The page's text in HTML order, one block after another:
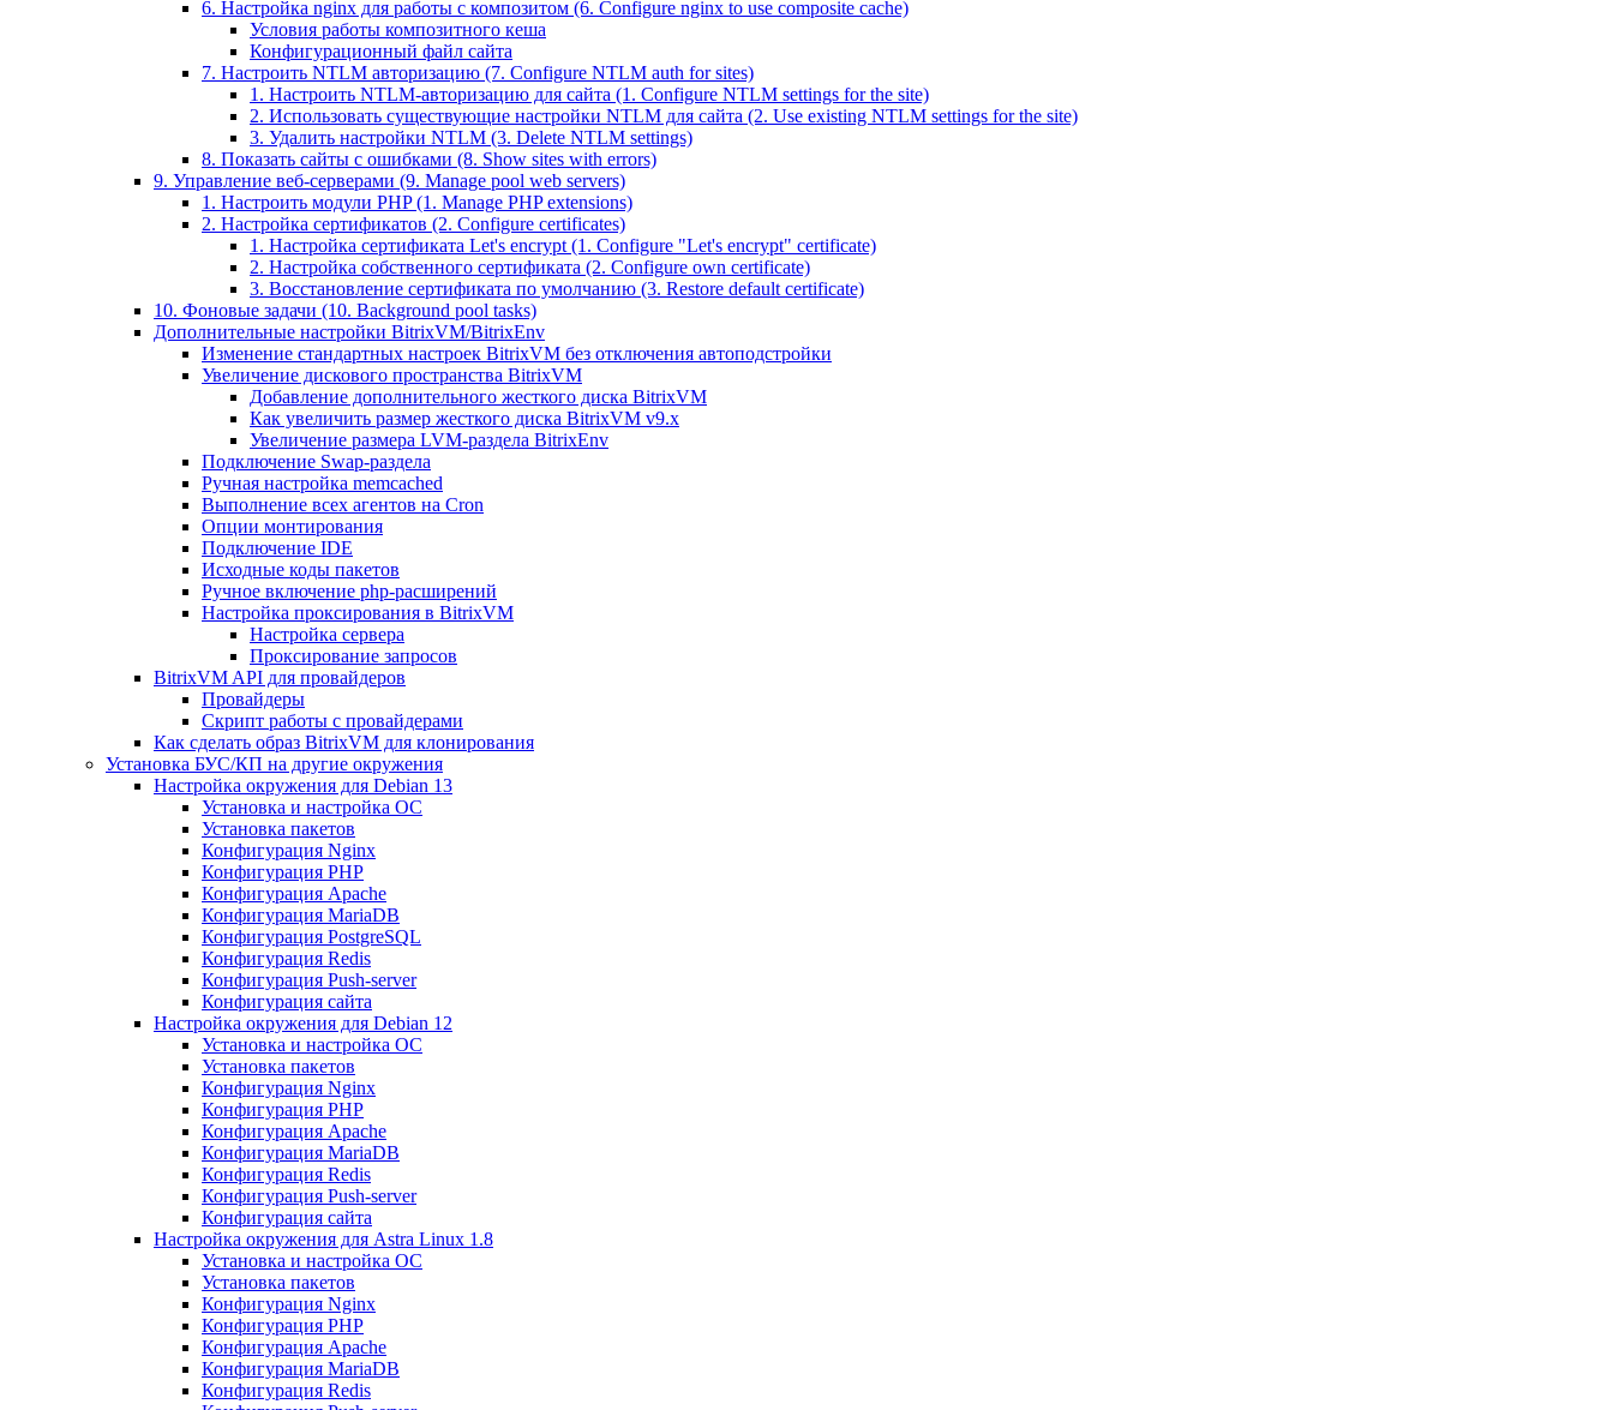
6. Настройка nginx для работы с композитом (6. Configure nginx to use composite cache)
Условия работы композитного кеша
Конфигурационный файл сайта
7. Настроить NTLM авторизацию (7. Configure NTLM auth for sites)
1. Настроить NTLM-авторизацию для сайта (1. Configure NTLM settings for the site)
2. Использовать существующие настройки NTLM для сайта (2. Use existing NTLM settings for the site)
3. Удалить настройки NTLM (3. Delete NTLM settings)
8. Показать сайты с ошибками (8. Show sites with errors)
9. Управление веб-серверами (9. Manage pool web servers)
1. Настроить модули PHP (1. Manage PHP extensions)
2. Настройка сертификатов (2. Configure certificates)
1. Настройка сертификата Let's encrypt (1. Configure "Let's encrypt" certificate)
2. Настройка собственного сертификата (2. Configure own certificate)
3. Восстановление сертификата по умолчанию (3. Restore default certificate)
10. Фоновые задачи (10. Background pool tasks)
Дополнительные настройки BitrixVM/BitrixEnv
Изменение стандартных настроек BitrixVM без отключения автоподстройки
Увеличение дискового пространства BitrixVM
Добавление дополнительного жесткого диска BitrixVM
Как увеличить размер жесткого диска BitrixVM v9.x
Увеличение размера LVM-раздела BitrixEnv
Подключение Swap-раздела
Ручная настройка memcached
Выполнение всех агентов на Cron
Опции монтирования
Подключение IDE
Исходные коды пакетов
Ручное включение php-расширений
Настройка проксирования в BitrixVM
Настройка сервера
Проксирование запросов
BitrixVM API для провайдеров
Провайдеры
Скрипт работы с провайдерами
Как сделать образ BitrixVM для клонирования
Установка БУС/КП на другие окружения
Настройка окружения для Debian 13
Установка и настройка ОС
Установка пакетов
Конфигурация Nginx
Конфигурация PHP
Конфигурация Apache
Конфигурация MariaDB
Конфигурация PostgreSQL
Конфигурация Redis
Конфигурация Push-server
Конфигурация сайта
Настройка окружения для Debian 12
Установка и настройка ОС
Установка пакетов
Конфигурация Nginx
Конфигурация PHP
Конфигурация Apache
Конфигурация MariaDB
Конфигурация Redis
Конфигурация Push-server
Конфигурация сайта
Настройка окружения для Astra Linux 1.8
Установка и настройка ОС
Установка пакетов
Конфигурация Nginx
Конфигурация PHP
Конфигурация Apache
Конфигурация MariaDB
Конфигурация Redis